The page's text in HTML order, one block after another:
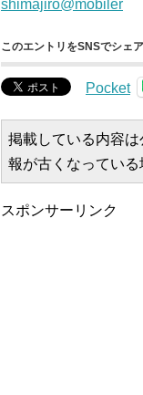
shimajiro@mobiler
このエントリをSNSでシェ
Pocket
掲載している内容
報が古くなっている
スポンサーリンク